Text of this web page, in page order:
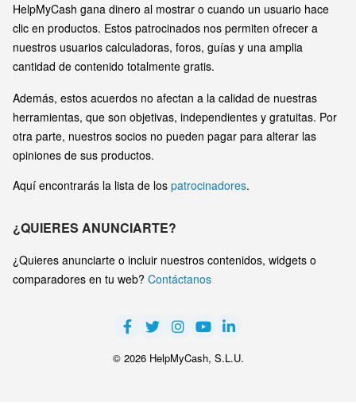
HelpMyCash gana dinero al mostrar o cuando un usuario hace
clic en productos. Estos patrocinados nos permiten ofrecer a
nuestros usuarios calculadoras, foros, guías y una amplia
cantidad de contenido totalmente gratis.
Además, estos acuerdos no afectan a la calidad de nuestras
herramientas, que son objetivas, independientes y gratuitas. Por
otra parte, nuestros socios no pueden pagar para alterar las
opiniones de sus productos.
Aquí encontrarás la lista de los patrocinadores.
¿QUIERES ANUNCIARTE?
¿Quieres anunciarte o incluir nuestros contenidos, widgets o
comparadores en tu web? Contáctanos
© 2026 HelpMyCash, S.L.U.